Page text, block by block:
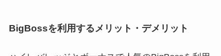
BigBossを利用するメリット・デメリット